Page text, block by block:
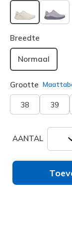
geselecteerd
Breedte
Normaal
Grootte
38 39
AANTAL